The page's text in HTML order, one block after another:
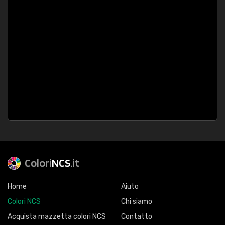
ColoriNCS.it
Home
Colori NCS
Acquista mazzetta colori NCS
Aiuto
Chi siamo
Contatto